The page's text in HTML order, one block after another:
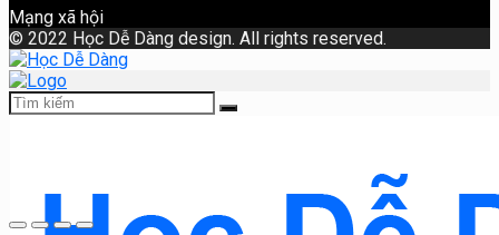
Mạng xã hội
© 2022 Học Dễ Dàng design. All rights reserved.